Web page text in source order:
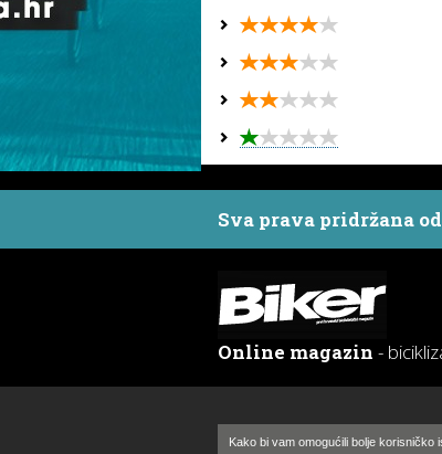
Sva prava pridržana
Online magazin -
Kako bi vam omogućili bolje korisničko